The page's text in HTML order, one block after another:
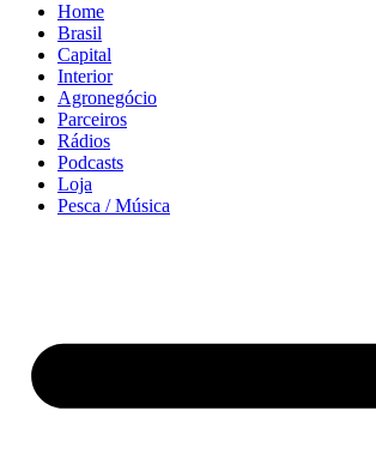
Home
Brasil
Capital
Interior
Agronegócio
Parceiros
Rádios
Podcasts
Loja
Pesca / Música